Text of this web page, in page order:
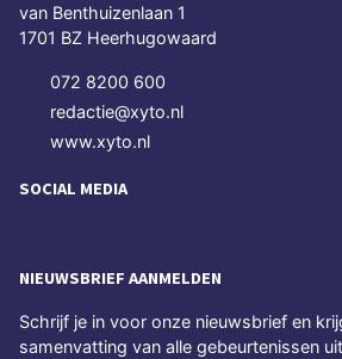
van Benthuizenlaan 1
1701 BZ Heerhugowaard
072 8200 600
redactie@xyto.nl
www.xyto.nl
SOCIAL MEDIA
NIEUWSBRIEF AANMELDEN
Schrijf je in voor onze nieuwsbrief en
samenvatting van alle gebeurtenissen